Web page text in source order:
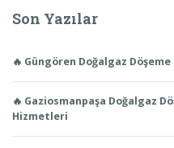
Son Yazılar
🔥 Güngören Doğalgaz
🔥 Gaziosmanpaşa Doğalgaz
Hizmetleri